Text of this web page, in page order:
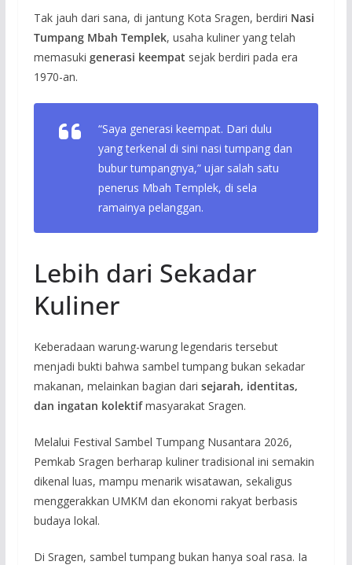
Tak jauh dari sana, di jantung Kota Sragen, berdiri Nasi
Tumpang Mbah Templek, usaha kuliner yang telah
memasuki generasi keempat sejak berdiri pada era
1970-an.
“Saya generasi keempat. Dari dulu
yang terkenal di sini nasi tumpang dan
bubur tumpangnya,” ujar salah satu
penerus Mbah Templek, di sela
ramainya pelanggan.
Lebih dari Sekadar
Kuliner
Keberadaan warung-warung legendaris tersebut
menjadi bukti bahwa sambel tumpang bukan sekadar
makanan, melainkan bagian dari sejarah, identitas,
dan ingatan kolektifmasyarakat Sragen.
Melalui Festival Sambel Tumpang Nusantara 2026,
Pemkab Sragen berharap kuliner tradisional ini semakin
dikenal luas, mampu menarik wisatawan, sekaligus
menggerakkan UMKM dan ekonomi rakyat berbasis
budaya lokal.
Di Sragen, sambel tumpang bukan hanya soal rasa. Ia